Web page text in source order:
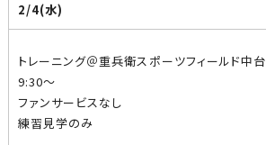
2/4(水)
トレーニング＠重兵衛スポーツフィールド中台
9:30～
ファンサービスなし
練習見学のみ